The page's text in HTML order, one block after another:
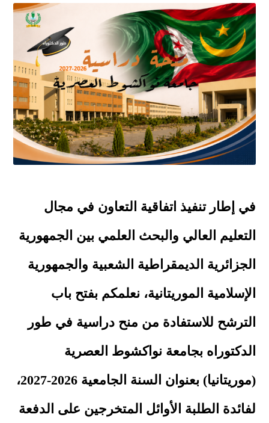
في إطار تنفيذ اتفاقية التعاون في مجال
التعليم العالي والبحث العلمي بين الجمهورية
الجزائرية الديمقراطية الشعبية والجمهورية
الإسلامية الموريتانية، نعلمكم بفتح باب
الترشح للاستفادة من منح دراسية في طور
الدكتوراه بجامعة نواكشوط العصرية
(موريتانيا) بعنوان السنة الجامعية 2026-2027،
لفائدة الطلبة الأوائل المتخرجين على الدفعة